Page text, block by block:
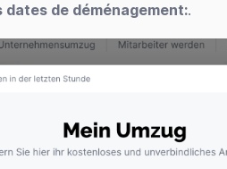
dates de déménagement:.